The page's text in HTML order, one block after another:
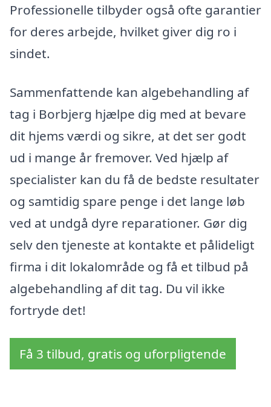
Professionelle tilbyder også ofte garantier
for deres arbejde, hvilket giver dig ro i
sindet.
Sammenfattende kan algebehandling af
tag i Borbjerg hjælpe dig med at bevare
dit hjems værdi og sikre, at det ser godt
ud i mange år fremover. Ved hjælp af
specialister kan du få de bedste resultater
og samtidig spare penge i det lange løb
ved at undgå dyre reparationer. Gør dig
selv den tjeneste at kontakte et pålideligt
firma i dit lokalområde og få et tilbud på
algebehandling af dit tag. Du vil ikke
fortryde det!
Få 3 tilbud, gratis og uforpligtende